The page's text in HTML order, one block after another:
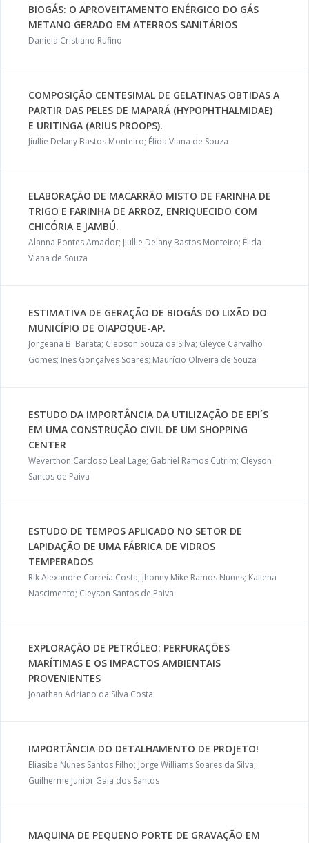
BIOGÁS: O APROVEITAMENTO ENÉRGICO DO GÁS
METANO GERADO EM ATERROS SANITÁRIOS
Daniela Cristiano Rufino
COMPOSIÇÃO CENTESIMAL DE GELATINAS OBTIDAS A
PARTIR DAS PELES DE MAPARÁ (HYPOPHTHALMIDAE)
E URITINGA (ARIUS PROOPS).
Jiullie Delany Bastos Monteiro; Élida Viana de Souza
ELABORAÇÃO DE MACARRÃO MISTO DE FARINHA DE
TRIGO E FARINHA DE ARROZ, ENRIQUECIDO COM
CHICÓRIA E JAMBÚ.
Alanna Pontes Amador; Jiullie Delany Bastos Monteiro; Élida
Viana de Souza
ESTIMATIVA DE GERAÇÃO DE BIOGÁS DO LIXÃO DO
MUNICÍPIO DE OIAPOQUE-AP.
Jorgeana B. Barata; Clebson Souza da Silva; Gleyce Carvalho
Gomes; Ines Gonçalves Soares; Maurício Oliveira de Souza
ESTUDO DA IMPORTÂNCIA DA UTILIZAÇÃO DE EPI´S
EM UMA CONSTRUÇÃO CIVIL DE UM SHOPPING
CENTER
Weverthon Cardoso Leal Lage; Gabriel Ramos Cutrim; Cleyson
Santos de Paiva
ESTUDO DE TEMPOS APLICADO NO SETOR DE
LAPIDAÇÃO DE UMA FÁBRICA DE VIDROS
TEMPERADOS
Rik Alexandre Correia Costa; Jhonny Mike Ramos Nunes; Kallena
Nascimento; Cleyson Santos de Paiva
EXPLORAÇÃO DE PETRÓLEO: PERFURAÇÕES
MARÍTIMAS E OS IMPACTOS AMBIENTAIS
PROVENIENTES
Jonathan Adriano da Silva Costa
IMPORTÂNCIA DO DETALHAMENTO DE PROJETO!
Eliasibe Nunes Santos Filho; Jorge Williams Soares da Silva;
Guilherme Junior Gaia dos Santos
MAQUINA DE PEQUENO PORTE DE GRAVAÇÃO EM